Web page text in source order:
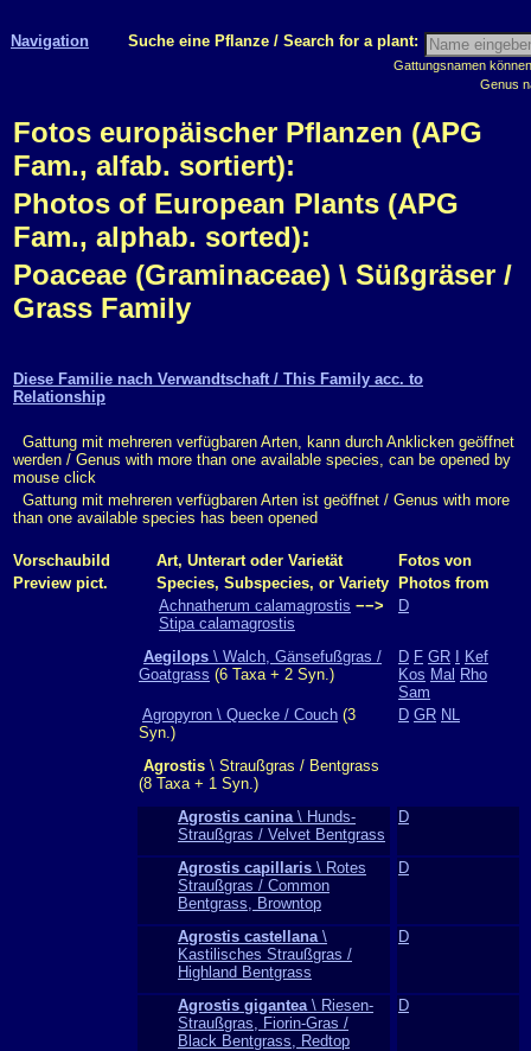
Navigation Suche eine Pflanze / Search for a plant:
Gattungsnamen
Genus
Fotos europäischer Pflanzen (APG
Fam., alfab. sortiert):
Photos of European Plants (APG
Fam., alphab. sorted):
Poaceae (Graminaceae) \ Süßgräser /
Grass Family
Diese Familie nach Verwandtschaft / This Family acc. to
Relationship
Gattung mit mehreren verfügbaren Arten, kann durch Anklicken geöffnet
werden / Genus with more than one available species, can be opened by
mouse click
Gattung mit mehreren verfügbaren Arten ist geöffnet / Genus with more
than one available species has been opened
Vorschaubild Art, Unterart oder Varietät
Fotos von
Preview pict.
Species, Subspecies, or Variety
Photos from
Achnatherum calamagrostis −−>
Stipa calamagrostis
D
Aegilops \ Walch, Gänsefußgras /
Goatgrass (6 Taxa + 2 Syn.)
D F GR
Kef
Kos Mal Rho
Sam
Agropyron \ Quecke / Couch (3
Syn.)
D GR NL
Agrostis \ Straußgras / Bentgrass
(8 Taxa + 1 Syn.)
Agrostis canina\ Hunds-
Straußgras / Velvet Bentgrass
D
Agrostis capillaris \ Rotes
Straußgras / Common
Bentgrass, Browntop
D
Agrostis castellana\
Kastilisches Straußgras /
Highland Bentgrass
D
Agrostis gigantea\ Riesen-
Straußgras, Fiorin-Gras /
Black Bentgrass, Redtop
D